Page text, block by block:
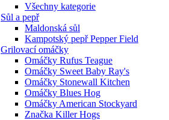
Všechny kategorie
Sůl a pepř
Maldonská sůl
Kampotský pepř Pepper Field
Grilovací omáčky
Omáčky Rufus Teague
Omáčky Sweet Baby Ray's
Omáčky Stonewall Kitchen
Omáčky Blues Hog
Omáčky American Stockyard
Značka Killer Hogs